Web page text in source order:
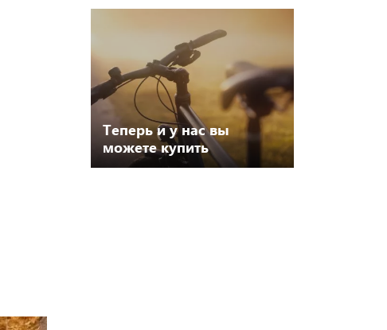
Теперь и у нас вы
можете купить
велосипеды 2019 года